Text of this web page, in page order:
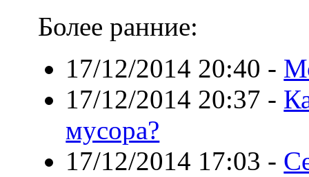
Более ранние:
17/12/2014 20:40 -
17/12/2014 20:37 -
мусора?
17/12/2014 17:03 -